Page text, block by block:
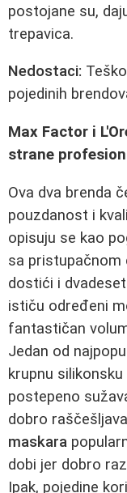
postojane su,
trepavica.
Nedostaci:
pojedinih
Max Factor i
strane
Ova dva brenda
pouzdanost i
opisuju se kao
sa pristupačnom
dostići i
ističu određeni
fantastičan
Jedan od
krupnu
postepeno
dobro
maskara
dobi jer dobro
Ipak, pojedine